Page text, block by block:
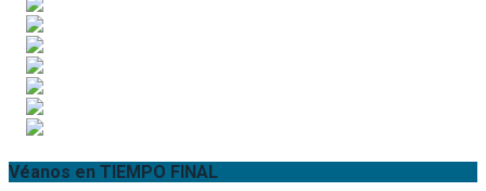
Véanos en TIEMPO FINAL